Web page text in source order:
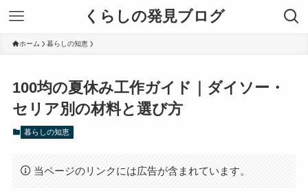
くらしの発見ブログ
ホーム 暮らしの知恵
100均の夏休み工作ガイド｜ダイソー・
セリア別の材料と選び方
暮らしの知恵
当ページのリンクには広告が含まれています。